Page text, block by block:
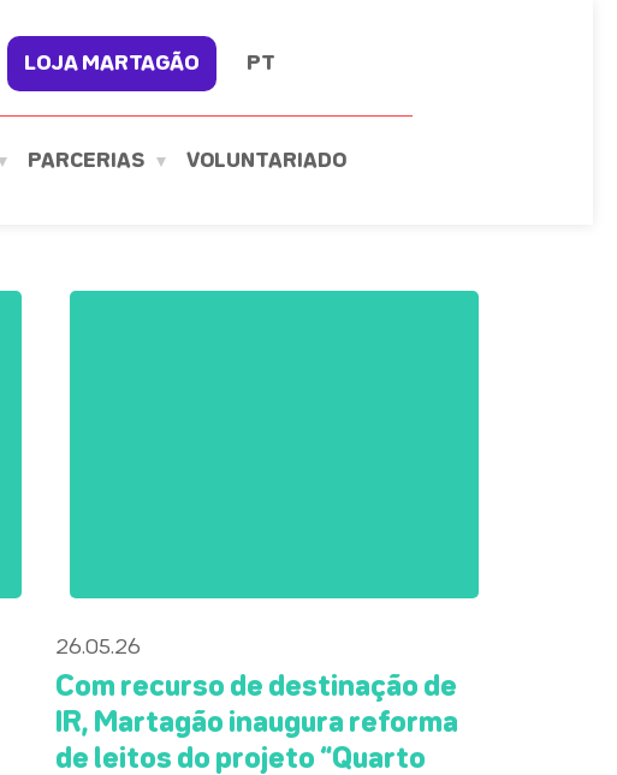
LOJA MARTAGÃO PT
PARCERIAS VOLUNTARIADO
26.05.26
Com recurso de destinação de
IR, Martagão inaugura reforma
de leitos do projeto “Quarto